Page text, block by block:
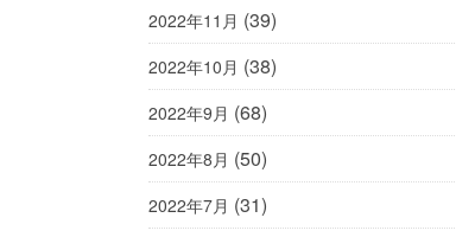
2022年11月 (39)
2022年10月 (38)
2022年9月 (68)
2022年8月 (50)
2022年7月 (31)